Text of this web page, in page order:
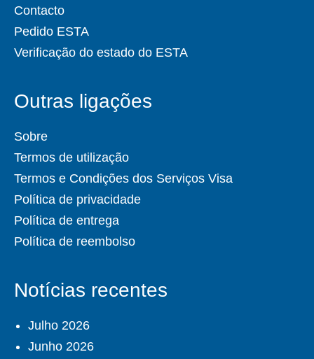
Contacto
Pedido ESTA
Verificação do estado do ESTA
Outras ligações
Sobre
Termos de utilização
Termos e Condições dos Serviços Visa
Política de privacidade
Política de entrega
Política de reembolso
Notícias recentes
Julho 2026
Junho 2026